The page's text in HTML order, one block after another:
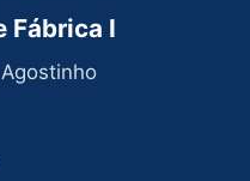
Fábrica I